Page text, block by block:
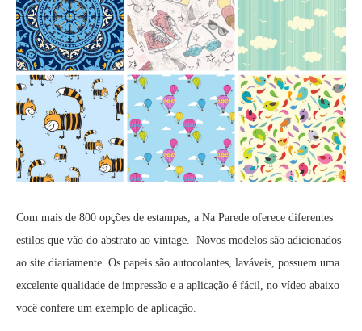
Com mais de 800 opções de estampas, a Na Parede oferece diferentes
estilos que vão do abstrato ao vintage. Novos modelos são adicionados
ao site diariamente. Os papeis são autocolantes, laváveis, possuem uma
excelente qualidade de impressão e a aplicação é fácil, no vídeo abaixo
você confere um exemplo de aplicação.